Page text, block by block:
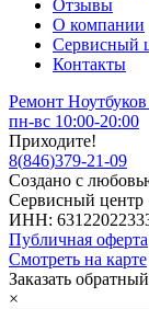
Отзывы
О компании
Сервисный
Контакты
Ремонт
пн-вс 10:00-20:00
Приходите!
8(846)379-21-09
Создано с
Сервисный
ИНН:
Публичная оферта
Смотреть на карте
Заказать
×